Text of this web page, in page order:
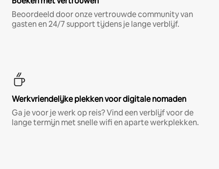
Beoordeeld door onze vertrouwde community van
gasten en 24/7 support tijdens je lange verblijf.
Werkvriendelijke plekken voor digitale nomaden
Ga je voor je werk op reis? Vind een verblijf voor de
lange termijn met snelle wifi en aparte werkplekken.